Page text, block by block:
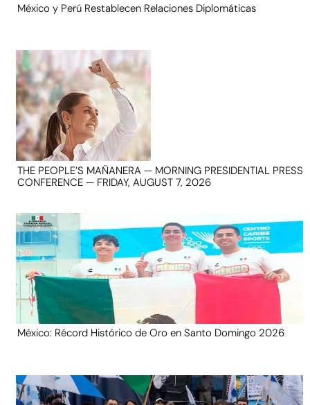
México y Perú Restablecen Relaciones Diplomáticas
THE PEOPLE’S MAÑANERA — MORNING PRESIDENTIAL PRESS
CONFERENCE — FRIDAY, AUGUST 7, 2026
México: Récord Histórico de Oro en Santo Domingo 2026